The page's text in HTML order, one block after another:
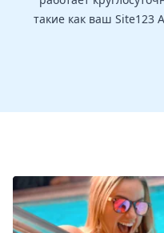
такие как ваш Site123